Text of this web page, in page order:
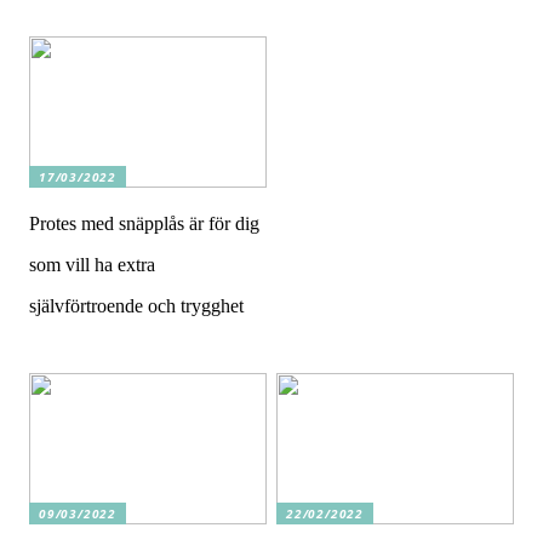
17/03/2022
Protes med snäpplås är för dig
som vill ha extra
självförtroende och trygghet
09/03/2022 22/02/2022